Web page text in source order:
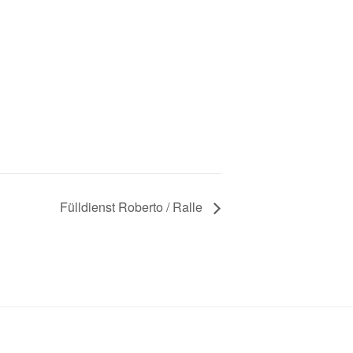
Fülldienst Roberto / Ralle